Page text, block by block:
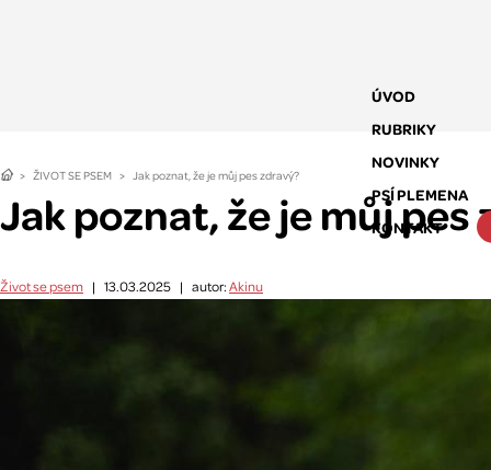
ÚVOD
RUBRIKY
NOVINKY
PSÍ PLEMENA
KONTAKT
ŽIVOT SE PSEM Jak poznat, že je můj pes zdravý?
Jak poznat, že je můj pes
Život se psem | 13.03.2025 | autor:Akinu